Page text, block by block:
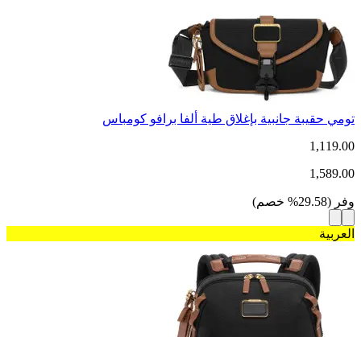
تومي حقيبة جانبية بإغلاق طية ألفا برافو كومباس
1,119.00
1,589.00
وفر (
29.58
% خصم)
العربية